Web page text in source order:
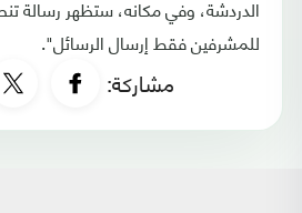
الدردشة، وفي مكانه، ستظهر رسالة
للمشرفين فقط إرسال الرسائل".
مشاركة: